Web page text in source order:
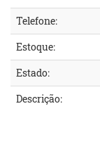
Telefone:
Estoque:
Estado:
Descrição: